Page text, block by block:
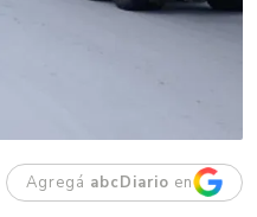
Agregá abcDiario en